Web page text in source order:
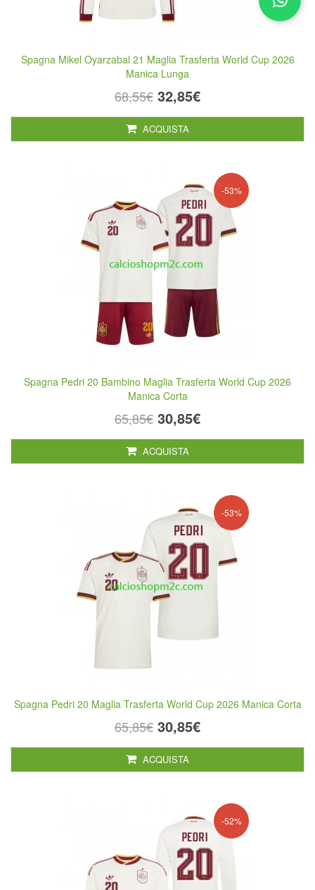
Spagna Mikel Oyarzabal 21 Maglia Trasferta World Cup 2026
Manica Lunga
68,55€ 32,85€
ACQUISTA
-53%
Spagna Pedri 20 Bambino Maglia Trasferta World Cup 2026
Manica Corta
65,85€ 30,85€
ACQUISTA
-53%
Spagna Pedri 20 Maglia Trasferta World Cup 2026 Manica Corta
65,85€ 30,85€
ACQUISTA
-52%